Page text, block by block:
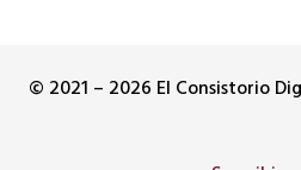
© 2021 – 2026 El Consistorio